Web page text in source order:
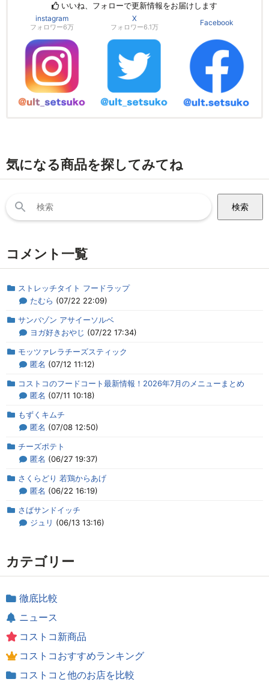
いいね、フォローで更新情報をお届けします
instagram
フォロワー6万
X
フォロワー6.1万
Facebook
気になる商品を探してみてね
索:
コメント一覧
ストレッチタイト フードラップ
たむら (07/22 22:09)
サンバゾン アサイーソルベ
ヨガ好きおやじ (07/22 17:34)
モッツァレラチーズスティック
匿名 (07/12 11:12)
コストコのフードコート最新情報！2026年7月のメニューまとめ
匿名 (07/11 10:18)
もずくキムチ
匿名 (07/08 12:50)
チーズポテト
匿名 (06/27 19:37)
さくらどり 若鶏からあげ
匿名 (06/22 16:19)
さばサンドイッチ
ジュリ (06/13 13:16)
カテゴリー
徹底比較
ニュース
コストコ新商品
コストコおすすめランキング
コストコと他のお店を比較